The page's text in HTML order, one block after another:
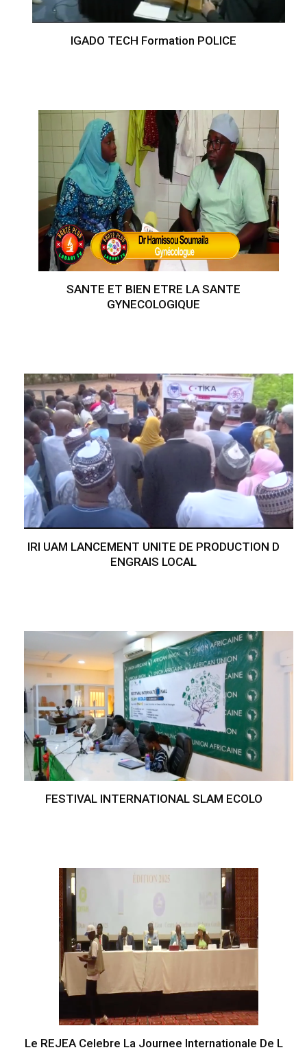
IGADO TECH Formation POLICE
SANTE ET BIEN ETRE LA SANTE
GYNECOLOGIQUE
IRI UAM LANCEMENT UNITE DE PRODUCTION D
ENGRAIS LOCAL
FESTIVAL INTERNATIONAL SLAM ECOLO
Le REJEA Celebre La Journee Internationale De L